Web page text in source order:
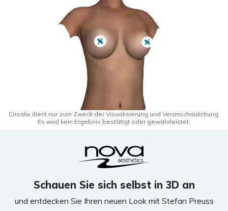
Crisalix dient nur zum Zweck der Visualisierung und Veranschaulichung.
Es wird kein Ergebnis bestätigt oder gewährleistet.
Schauen Sie sich selbst in 3D an
und entdecken Sie Ihren neuen Look mit Stefan Preuss